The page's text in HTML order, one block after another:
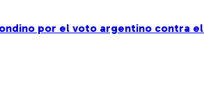
por el voto argentino contra